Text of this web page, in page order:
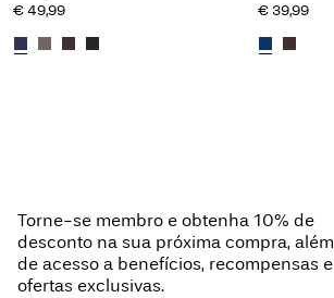
€ 49,99
€ 39,99
Torne-se membro e obtenha 10% de
desconto na sua próxima compra, além
de acesso a benefícios, recompensas e
ofertas exclusivas.